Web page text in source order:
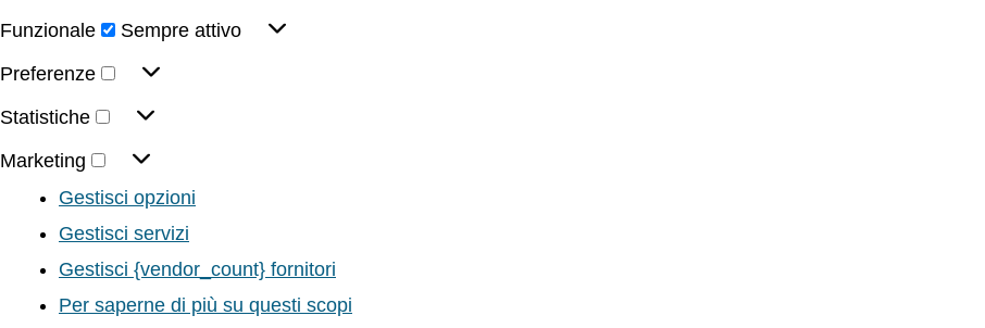
Funzionale
Sempre attivo
Preferenze
Statistiche
Marketing
Gestisci opzioni
Gestisci servizi
Gestisci {vendor_count} fornitori
Per saperne di più su questi scopi